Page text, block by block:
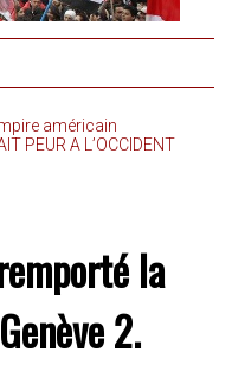
américain
PEUR A L’OCCIDENT
la
2.